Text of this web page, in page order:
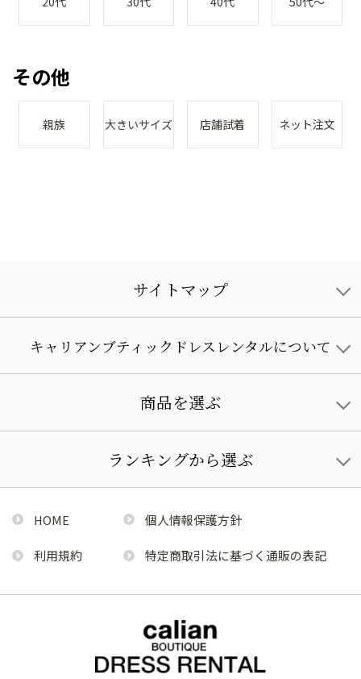
その他
親族 大きいサイズ 店舗試着 ネット注文
サイトマップ
キャリアンブティックドレスレンタルについて
商品を選ぶ
ランキングから選ぶ
HOME 個人情報保護方針
利用規約 特定商取引法に基づく通販の表記